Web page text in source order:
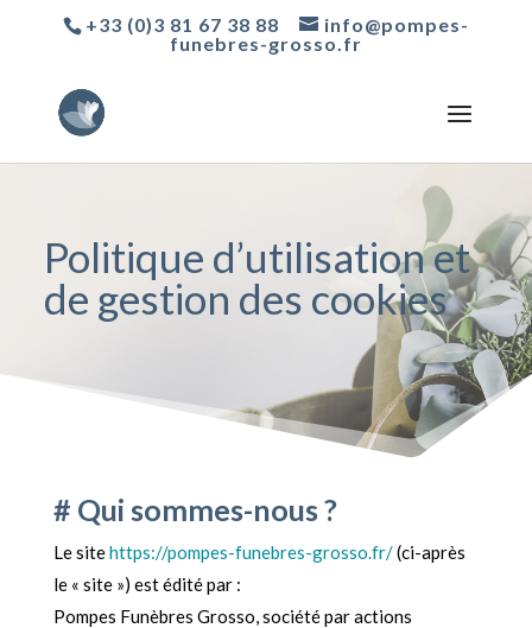
+33 (0)3 81 67 38 88
info@pompes-
funebres-grosso.fr
Politique d’utilisation et
de gestion des cookies
# Qui sommes-nous ?
Le sitehttps://pompes-funebres-grosso.fr/(ci-après
le « site ») est édité par :
Pompes Funèbres Grosso, société par actions